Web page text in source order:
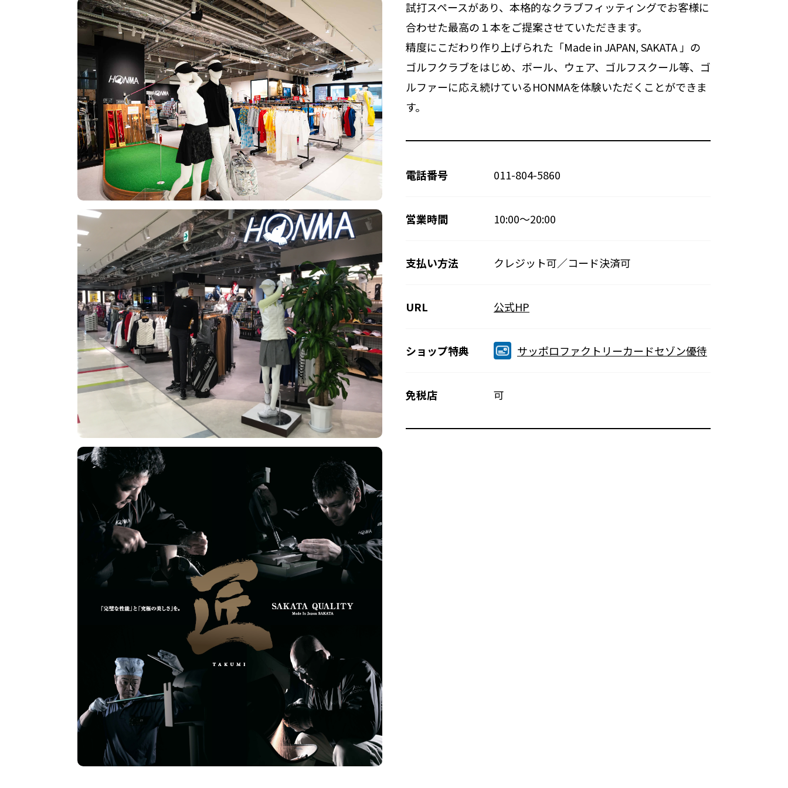
試打スペースがあり、本格的なクラブフィッティングでお客様に
合わせた最高の１本をご提案させていただきます。
精度にこだわり作り上げられた「Made in JAPAN, SAKATA 」の
ゴルフクラブをはじめ、ボール、ウェア、ゴルフスクール等、ゴ
ルファーに応え続けているHONMAを体験いただくことができま
す。
電話番号 011-804-5860
営業時間 10:00～20:00
支払い方法 クレジット可／コード決済可
URL 公式HP
ショップ特典 サッポロファクトリーカードセゾン優待
免税店 可